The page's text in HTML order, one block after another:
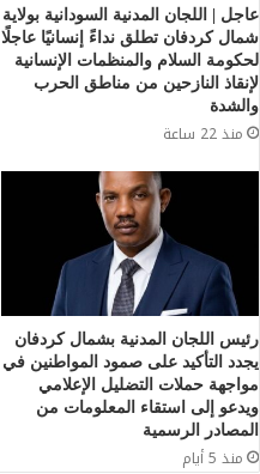
عاجل | اللجان المدنية السودانية بولاية
شمال كردفان تطلق نداءً إنسانيًا عاجلًا
لحكومة السلام والمنظمات الإنسانية
لإنقاذ النازحين من مناطق الحرب
والشدة
منذ 22 ساعة
رئيس اللجان المدنية بشمال كردفان
يجدد التأكيد على صمود المواطنين في
مواجهة حملات التضليل الإعلامي
ويدعو إلى استقاء المعلومات من
المصادر الرسمية
منذ 5 أيام